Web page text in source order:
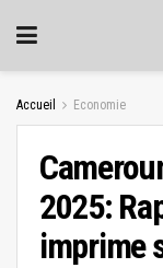
Accueil Economie
2025:
imprime